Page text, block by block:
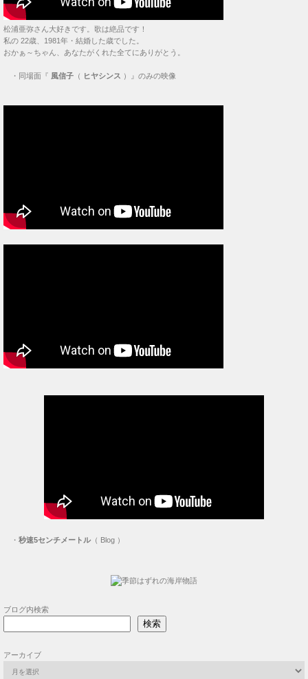
松浦亜弥さん大好きです。歌は絶品です！
私の 22歳、1981年・結婚した歳でした。
おかぁ～ちゃん、あなたがくれた全てにありがとう。
・ 同場面『 風信子 （ ヒヤシンス ）』のみの映像
・ 秒速5センチメートル（ Blog ）
ブログ内検索
検索
アーカイブ